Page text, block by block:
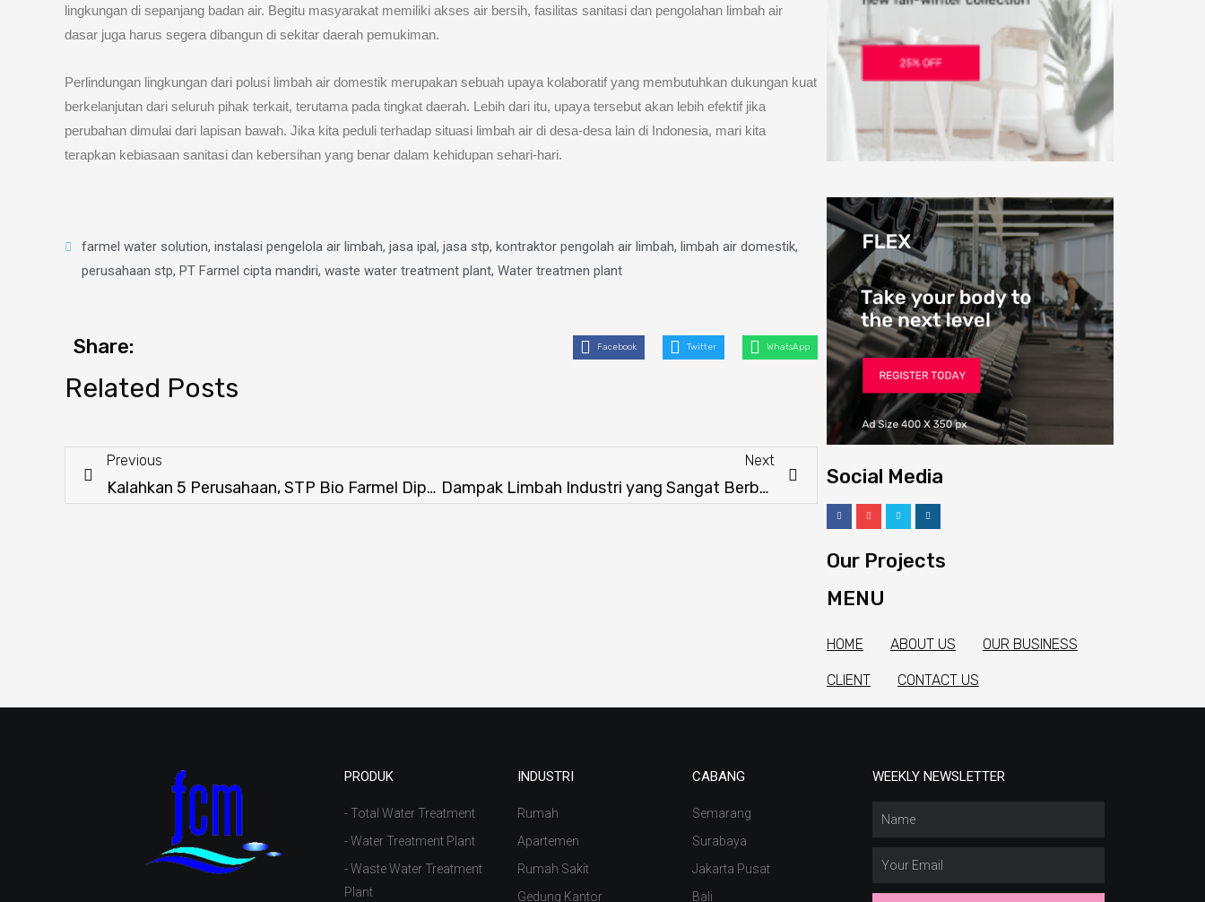
lingkungan di sepanjang badan air. Begitu masyarakat memiliki akses air bersih, fasilitas sanitasi dan pengolahan limbah air
dasar juga harus segera dibangun di sekitar daerah pemukiman.
Perlindungan lingkungan dari polusi limbah air domestik merupakan sebuah upaya kolaboratif yang membutuhkan dukungan kuat
berkelanjutan dari seluruh pihak terkait, terutama pada tingkat daerah. Lebih dari itu, upaya tersebut akan lebih efektif jika
perubahan dimulai dari lapisan bawah. Jika kita peduli terhadap situasi limbah air di desa-desa lain di Indonesia, mari kita
terapkan kebiasaan sanitasi dan kebersihan yang benar dalam kehidupan sehari-hari.
farmel water solution, instalasi pengelola air limbah, jasa ipal, jasa stp, kontraktor pengolah air limbah, limbah air domestik,
perusahaan stp, PT Farmel cipta mandiri, waste water treatment plant, Water treatmen plant
Share: Facebook Twitter WhatsApp
Related Posts
Previous
Kalahkan 5 Perusahaan, STP Bio Farmel Dipercaya PT Indonesia Power Tangani Limbah Domestik
Next
Dampak Limbah Industri yang Sangat Berbahaya Social Media
Our Projects
MENU
HOME ABOUT US OUR BUSINESS
CLIENT CONTACT US
PRODUK
- Total Water Treatment
- Water Treatment Plant
- Waste Water Treatment
Plant
INDUSTRI
Rumah
Apartemen
Rumah Sakit
Gedung Kantor
CABANG
Semarang
Surabaya
Jakarta Pusat
Bali
WEEKLY NEWSLETTER